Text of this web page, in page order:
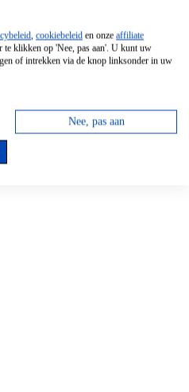
, cookiebeleid en onze affiliate
te klikken op 'Nee, pas aan'. U kunt uw
of intrekken via de knop linksonder in uw
Nee, pas aan